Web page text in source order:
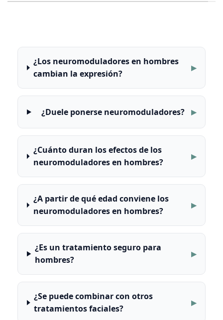
¿Los neuromoduladores en hombres
cambian la expresión?
¿Duele ponerse neuromoduladores?
¿Cuánto duran los efectos de los
neuromoduladores en hombres?
¿A partir de qué edad conviene los
neuromoduladores en hombres?
¿Es un tratamiento seguro para
hombres?
¿Se puede combinar con otros
tratamientos faciales?